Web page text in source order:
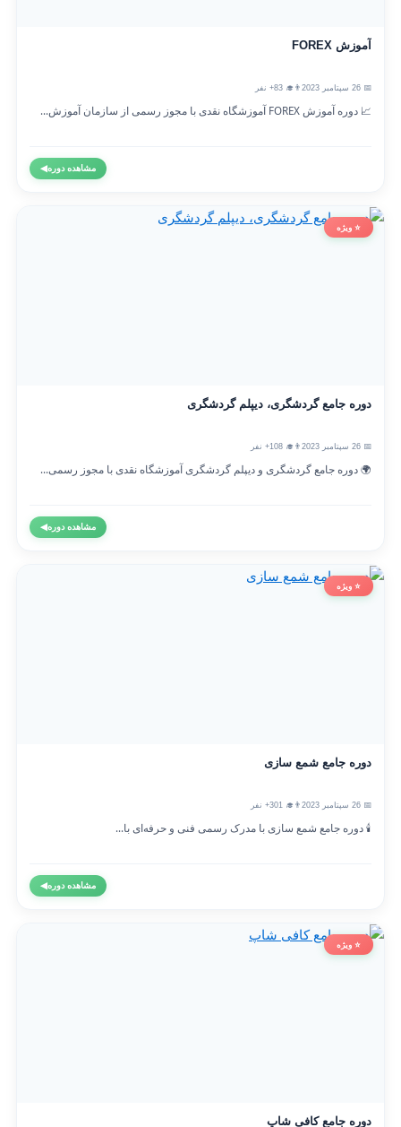
آموزش FOREX
👨‍🎓 83+ نفر
📈 دوره آموزش FOREX آموزشگاه نقدی با مجوز رسمی از سازمان آموزش...
مشاهده دوره◀
⭐ ویژه
دوره جامع گردشگری، دیپلم گردشگری
👨‍🎓 108+ نفر
🌍 دوره جامع گردشگری و دیپلم گردشگری آموزشگاه نقدی با مجوز رسمی...
مشاهده دوره◀
⭐ ویژه
دوره جامع شمع سازی
👨‍🎓 301+ نفر
🕯️ دوره جامع شمع سازی با مدرک رسمی فنی و حرفه‌ای با...
مشاهده دوره◀
⭐ ویژه
دوره جامع کافی شاپ